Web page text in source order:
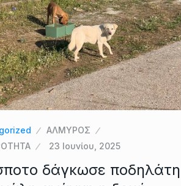
ΑΛΜΥΡΟΣ
23 Ιουνίου, 2025
δάγκωσε ποδηλάτη